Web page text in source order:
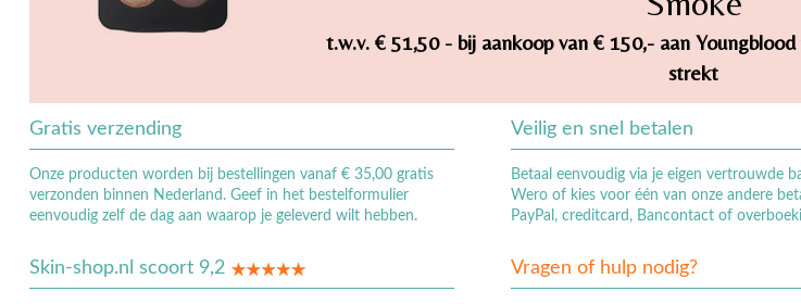
t.w.v. € 51,50 - bij aankoop van € 150,- aan
strekt
Gratis verzending
Onze producten worden bij bestellingen vanaf € 35,00 gratis
verzonden binnen Nederland. Geef in het bestelformulier
eenvoudig zelf de dag aan waarop je geleverd wilt hebben.
Veilig en snel betalen
Betaal eenvoudig via je eigen vertrouwde
Wero of kies voor één van onze andere
PayPal, creditcard, Bancontact of
Skin-shop.nl scoort 9,2 Vragen of hulp nodig?